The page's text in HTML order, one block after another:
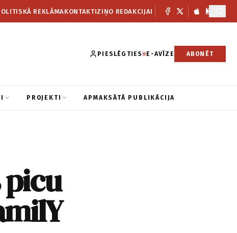
REKLĀMAKONTAKTIZIŅO REDAKCIJAI
PIESLĒGTIES E-AVĪZE ABONĒT
PROJEKTI APMAKSĀTĀ PUBLIKĀCIJA